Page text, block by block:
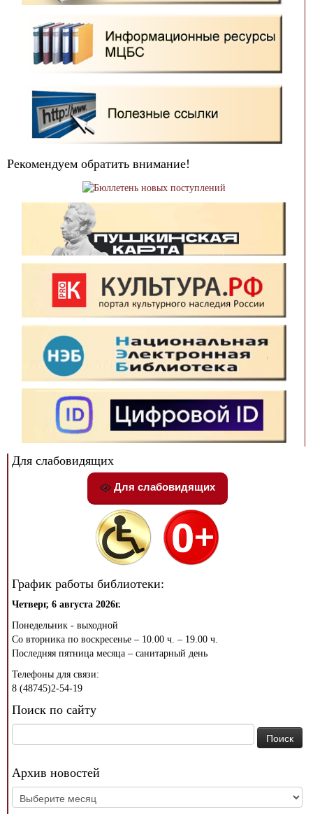
Рекомендуем обратить внимание!
Для слабовидящих
Для слабовидящих
График работы библиотеки:
Четверг, 6 августа 2026г.
Понедельник - выходной
Со вторника по воскресенье – 10.00 ч. – 19.00 ч.
Последняя пятница месяца – санитарный день
Телефоны для связи:
8 (48745)2-54-19
Поиск по сайту
Архив новостей
Архив
новостей